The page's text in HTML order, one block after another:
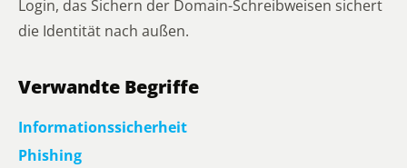
Login, das Sichern der Domain-Schreibweisen sichert
die Identität nach außen.
Verwandte Begriffe
Informationssicherheit
Phishing